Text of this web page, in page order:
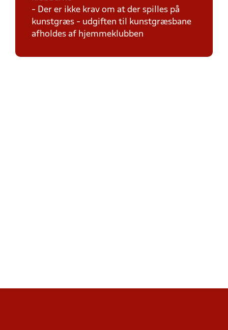
- Der er ikke krav om at der spilles på
kunstgræs - udgiften til kunstgræsbane
afholdes af hjemmeklubben